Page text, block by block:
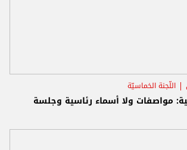
اللّجنة الخماسيّة
مواصفات ولا أسماء رئاسية وجلسة